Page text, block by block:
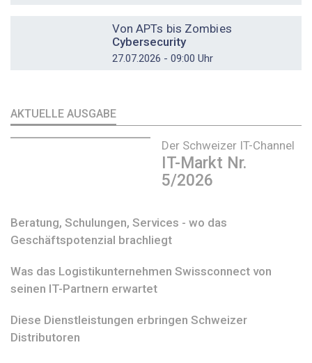
Von APTs bis Zombies
Cybersecurity
27.07.2026 - 09:00 Uhr
AKTUELLE AUSGABE
Der Schweizer IT-Channel
IT-Markt Nr.
5/2026
Beratung, Schulungen, Services - wo das
Geschäftspotenzial brachliegt
Was das Logistikunternehmen Swissconnect von
seinen IT-Partnern erwartet
Diese Dienstleistungen erbringen Schweizer
Distributoren